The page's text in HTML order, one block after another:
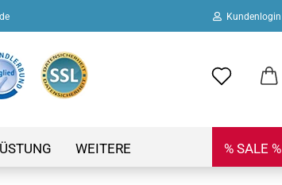
Kundenlogin
Passwort % SALE %
WEITERE